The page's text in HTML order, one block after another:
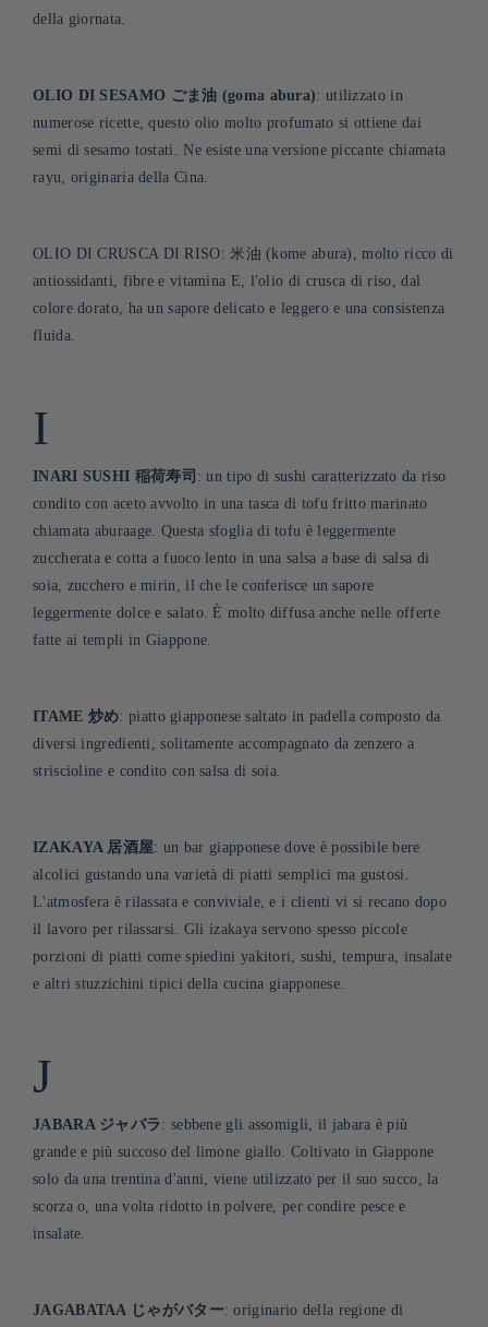
della giornata.
OLIO DI SESAMO ごま油 (goma abura): utilizzato in
numerose ricette, questo olio molto profumato si ottiene dai
semi di sesamo tostati. Ne esiste una versione piccante chiamata
rayu, originaria della Cina.
OLIO DI CRUSCA DI RISO: 米油 (kome abura), molto ricco di
antiossidanti, fibre e vitamina E, l'olio di crusca di riso, dal
colore dorato, ha un sapore delicato e leggero e una consistenza
fluida.
I
INARI SUSHI 稲荷寿司 : un tipo di sushi caratterizzato da riso
condito con aceto avvolto in una tasca di tofu fritto marinato
chiamata aburaage. Questa sfoglia di tofu è leggermente
zuccherata e cotta a fuoco lento in una salsa a base di salsa di
soia, zucchero e mirin, il che le conferisce un sapore
leggermente dolce e salato. È molto diffusa anche nelle offerte
fatte ai templi in Giappone.
ITAME 炒め: piatto giapponese saltato in padella composto da
diversi ingredienti, solitamente accompagnato da zenzero a
striscioline e condito con salsa di soia.
IZAKAYA 居酒屋: un bar giapponese dove è possibile bere
alcolici gustando una varietà di piatti semplici ma gustosi.
L'atmosfera è rilassata e conviviale, e i clienti vi si recano dopo
il lavoro per rilassarsi. Gli izakaya servono spesso piccole
porzioni di piatti come spiedini yakitori, sushi, tempura, insalate
e altri stuzzichini tipici della cucina giapponese.
J
JABARA ジャバラ : sebbene gli assomigli, il jabara è più
grande e più succoso del limone giallo. Coltivato in Giappone
solo da una trentina d'anni, viene utilizzato per il suo succo, la
scorza o, una volta ridotto in polvere, per condire pesce e
insalate.
JAGABATAA じゃがバター: originario della regione di